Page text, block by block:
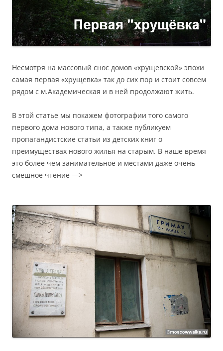
Несмотря на массовый снос домов «хрущевской» эпохи
самая первая «хрущевка» так до сих пор и стоит совсем
рядом с м.Академическая и в ней продолжают жить.
В этой статье мы покажем фотографии того самого
первого дома нового типа, а также публикуем
пропагандистские статьи из детских книг о
преимуществах нового жилья на старым. В наше время
это более чем занимательное и местами даже очень
смешное чтение —>